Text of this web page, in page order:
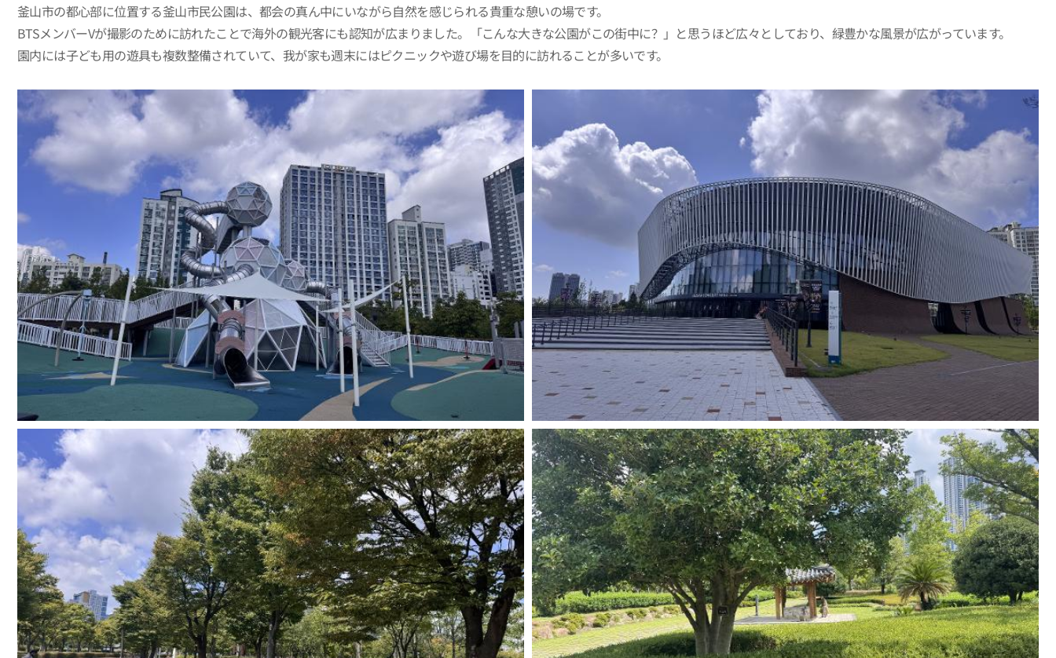
釜山市の都心部に位置する釜山市民公園は、都会の真ん中にいながら自然を感じられる貴重な憩いの場です。
BTSメンバーVが撮影のために訪れたことで海外の観光客にも認知が広まりました。「こんな大きな公園がこの街中に？」と思うほど広々としており、緑豊かな風景が広がっています。
園内には子ども用の遊具も複数整備されていて、我が家も週末にはピクニックや遊び場を目的に訪れることが多いです。